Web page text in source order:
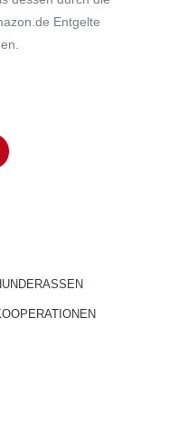
speichern.
Entgelte